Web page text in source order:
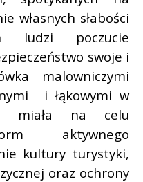
własnych słabości
ludzi poczucie
swoje i
malowniczymi
i łąkowymi w
miała na celu
aktywnego
kultury turystyki,
oraz ochrony